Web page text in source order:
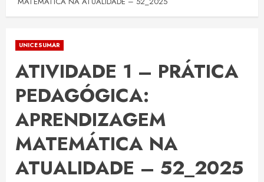
UNICESUMAR
ATIVIDADE 1 – PRÁTICA
PEDAGÓGICA:
APRENDIZAGEM
MATEMÁTICA NA
ATUALIDADE – 52_2025